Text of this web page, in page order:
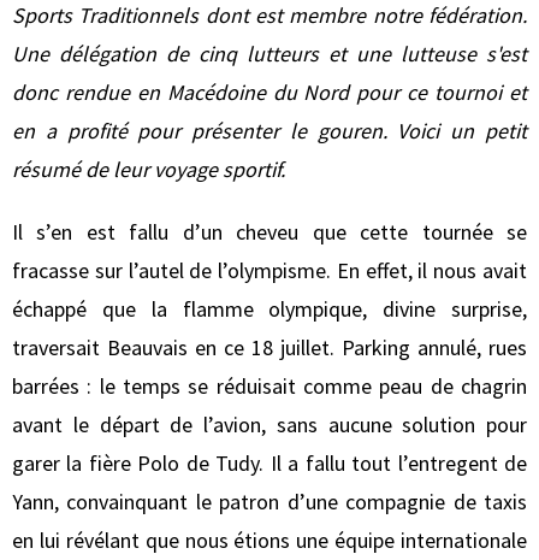
Sports Traditionnels dont est membre notre fédération.
Une délégation de cinq lutteurs et une lutteuse s'est
donc rendue en Macédoine du Nord pour ce tournoi et
en a profité pour présenter le gouren. Voici un petit
résumé de leur voyage sportif.
Il s’en est fallu d’un cheveu que cette tournée se
fracasse sur l’autel de l’olympisme. En effet, il nous avait
échappé que la flamme olympique, divine surprise,
traversait Beauvais en ce 18 juillet. Parking annulé, rues
barrées : le temps se réduisait comme peau de chagrin
avant le départ de l’avion, sans aucune solution pour
garer la fière Polo de Tudy. Il a fallu tout l’entregent de
Yann, convainquant le patron d’une compagnie de taxis
en lui révélant que nous étions une équipe internationale